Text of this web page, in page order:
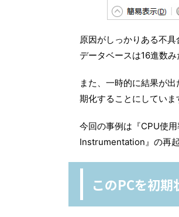
原因がしっかりある不
データベースは16進数
また、一時的に結果が
期化することにしていま
今回の事例は『CPU使
Instrumentation』の再
このPCを初期